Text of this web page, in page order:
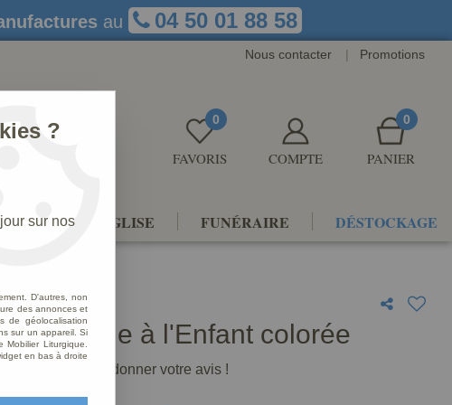
au 04 50 01 88 58
Nous contacter | Promotions
0
FAVORIS COMPTE
0
PANIER
D'ÉGLISE FUNÉRAIRE DÉSTOCKAGE
Vierge à l'Enfant colorée
le premier à donner votre avis !
?
sur nos
D'autres, non
des annonces et
de géolocalisation
sur un appareil. Si
Liturgique.
en bas à droite